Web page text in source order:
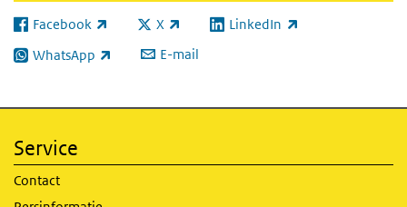
Facebook
(externe link) X
(externe link) LinkedIn
(externe link)
WhatsApp
(externe link) E-mail
Service
Contact